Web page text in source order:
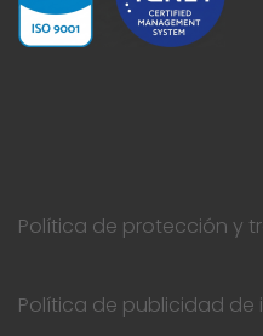
Política de protección y
Política de publicidad de